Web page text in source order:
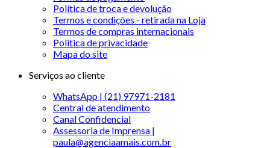
Política de troca e devolução
Termos e condições - retirada na Loja
Termos de compras internacionais
Politica de privacidade
Mapa do site
Serviços ao cliente
WhatsApp | (21) 97971-2181
Central de atendimento
Canal Confidencial
Assessoria de Imprensa |
paula@agenciaamais.com.br